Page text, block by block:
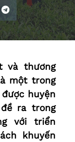
và thương
một trong
huyện
đề ra trong
với triển
khuyến